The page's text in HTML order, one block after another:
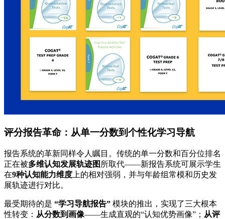
评分报告革命：从单一分数到个性化学习导航
报告系统的革新同样令人瞩目。传统的单一分数和百分位排名
正在被多维认知发展轨迹图 所取代——新报告系统可展示学生
在9种认知能力维度 上的相对强弱，并与年龄组常模和历史发
展轨迹进行对比。
最受期待的是 “学习导航报告” 模块的推出，实现了三大根本
性转变： 从分数到画像——生成直观的“认知优势画像”； 从评